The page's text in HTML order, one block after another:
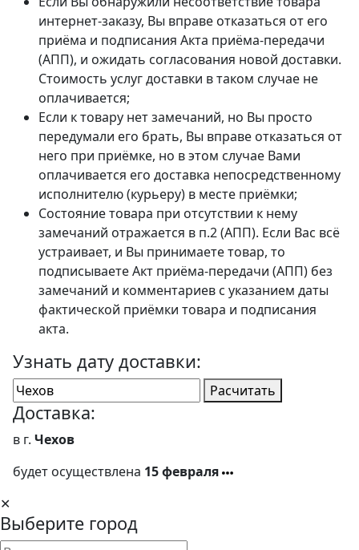
интернет-заказу, Вы вправе отказаться от его
приёма и подписания Акта приёма-передачи
(АПП), и ожидать согласования новой доставки.
Стоимость услуг доставки в таком случае не
оплачивается;
Если к товару нет замечаний, но Вы просто
передумали его брать, Вы вправе отказаться от
него при приёмке, но в этом случае Вами
оплачивается его доставка непосредственному
исполнителю (курьеру) в месте приёмки;
Состояние товара при отсутствии к нему
замечаний отражается в п.2 (АПП). Если Вас всё
устраивает, и Вы принимаете товар, то
подписываете Акт приёма-передачи (АПП) без
замечаний и комментариев с указанием даты
фактической приёмки товара и подписания
акта.
Узнать дату доставки:
Расчитать
Доставка:
в г. Чехов
будет осуществлена 15 февраля
✕
Выберите город